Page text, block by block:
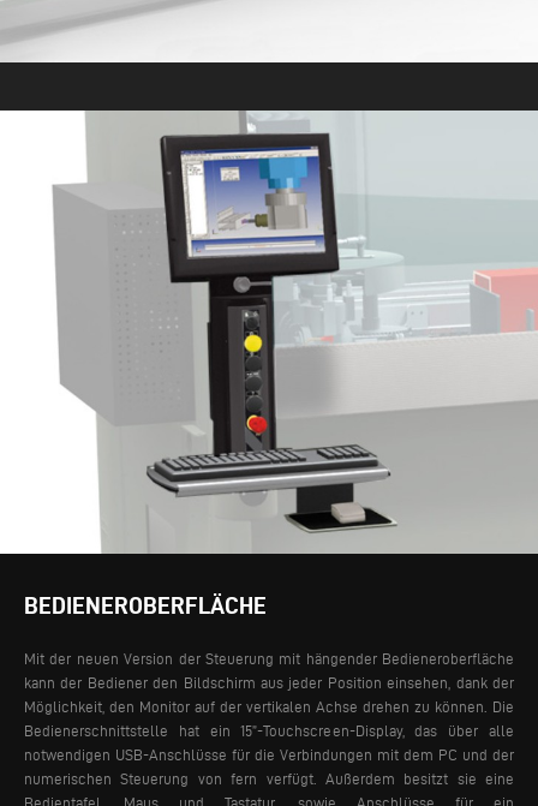
BEDIENEROBERFLÄCHE
Mit der neuen Version der Steuerung mit hängender Bedieneroberfläche
kann der Bediener den Bildschirm aus jeder Position einsehen, dank der
Möglichkeit, den Monitor auf der vertikalen Achse drehen zu können. Die
Bedienerschnittstelle hat ein 15”-Touchscreen-Display, das über alle
notwendigen USB-Anschlüsse für die Verbindungen mit dem PC und der
numerischen Steuerung von fern verfügt. Außerdem besitzt sie eine